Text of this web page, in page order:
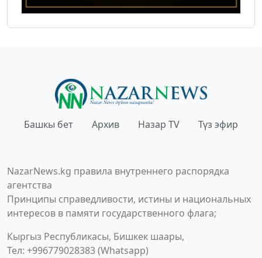
Башкы бет Архив Назар TV Түз эфир
NazarNews.kg правила внутреннего распорядка
агентства
Принципы справедливости, истины и национальных
интересов в памяти государственного флага;
Кыргыз Республикасы, Бишкек шаары,
Тел: +996779028383 (Whatsapp)